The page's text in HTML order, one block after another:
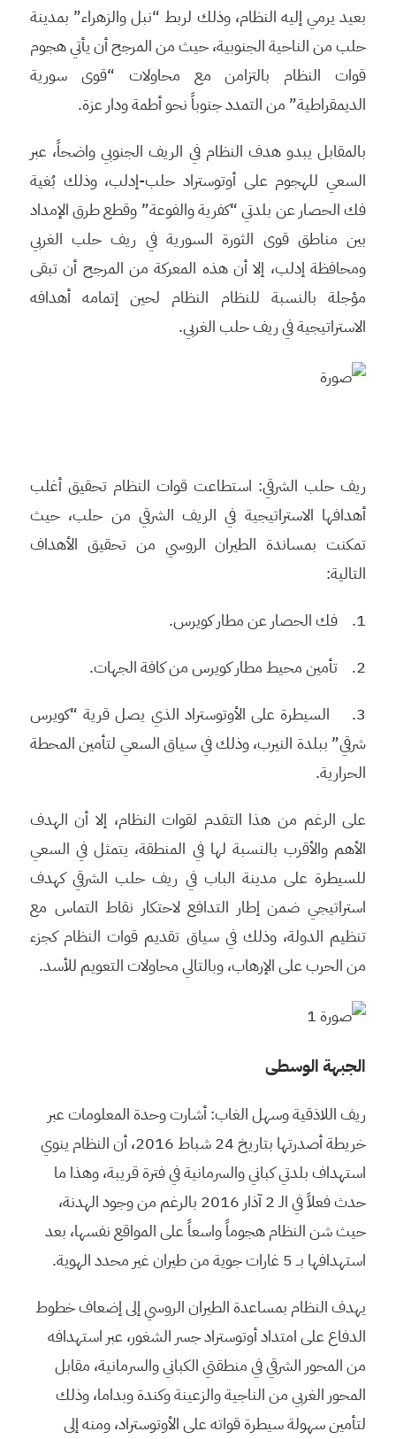
بعيد يرمي إليه النظام، وذلك لربط “نبل والزهراء” بمدينة
حلب من الناحية الجنوبية، حيث من المرجح أن يأتي هجوم
قوات النظام بالتزامن مع محاولات “قوى سورية
الديمقراطية” من التمدد جنوباً نحو أطمة ودار عزة.
بالمقابل يبدو هدف النظام في الريف الجنوبي واضحاً، عبر
السعي للهجوم على أوتوستراد حلب-إدلب، وذلك بُغية
فك الحصار عن بلدتي “كفرية والفوعة” وقطع طرق الإمداد
بين مناطق قوى الثورة السورية في ريف حلب الغربي
ومحافظة إدلب، إلا أن هذه المعركة من المرجح أن تبقى
مؤجلة بالنسبة للنظام النظام لحين إتمامه أهدافه
الاستراتيجية في ريف حلب الغربي.
ريف حلب الشرقي: استطاعت قوات النظام تحقيق أغلب
أهدافها الاستراتيجية في الريف الشرقي من حلب، حيث
تمكنت بمساندة الطيران الروسي من تحقيق الأهداف
التالية:
1. فك الحصار عن مطار كويرس.
2. تأمين محيط مطار كويرس من كافة الجهات.
3. السيطرة على الأوتوستراد الذي يصل قرية “كويرس
شرقي” ببلدة النيرب، وذلك في سياق السعي لتأمين المحطة
الحرارية.
على الرغم من هذا التقدم لقوات النظام، إلا أن الهدف
الأهم والأقرب بالنسبة لها في المنطقة، يتمثل في السعي
للسيطرة على مدينة الباب في ريف حلب الشرقي كهدف
استراتيجي ضمن إطار التدافع لاحتكار نقاط التماس مع
تنظيم الدولة، وذلك في سياق تقديم قوات النظام كجزء
من الحرب على الإرهاب، وبالتالي محاولات التعويم للأسد.
الجبهة الوسطى
ريف اللاذقية وسهل الغاب: أشارت وحدة المعلومات عبر
خريطة أصدرتها بتاريخ 24 شباط 2016، أن النظام ينوي
استهداف بلدتي كباني والسرمانية في فترة قريبة، وهذا ما
حدث فعلاً في الـ 2 آذار 2016 بالرغم من وجود الهدنة،
حيث شن النظام هجوماً واسعاً على المواقع نفسها، بعد
استهدافها بــ 5 غارات جوية من طيران غير محدد الهوية.
يهدف النظام بمساعدة الطيران الروسي إلى إضعاف خطوط
الدفاع على امتداد أوتوستراد جسر الشغور، عبر استهدافه
من المحور الشرقي في منطقتي الكباني والسرمانية، مقابل
المحور الغربي من الناجية والزعينة وكندة وبداما، وذلك
لتأمين سهولة سيطرة قواته على الأوتوستراد، ومنه إلى